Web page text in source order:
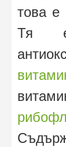
това е
Тя